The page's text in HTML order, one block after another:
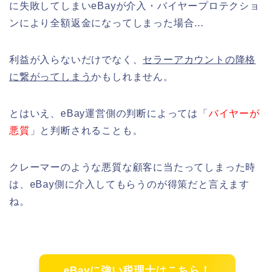
に失敗してしまいeBayが介入・バイヤープロテクショ
ンにより全額返金になってしまった場合…
利益が入らないだけでなく、 セラーアカウントの降格
に繋がってしまうかもしれません。
とはいえ、eBay運営側の判断によっては「 バイヤーが
悪質 」と判断されることも。
クレーマーのような悪質な顧客に当たってしまった時
は、eBay側に介入してもらうのが得策だと言えます
ね。